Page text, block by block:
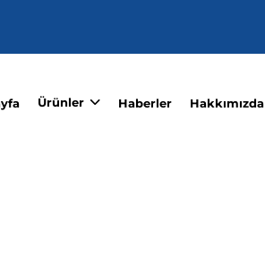
Ürünler Haberler Hakkımızda